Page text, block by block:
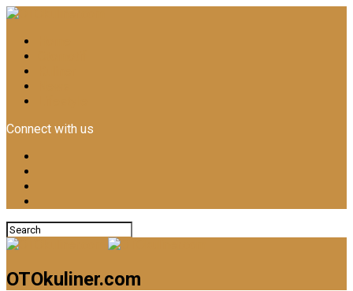
Connect with us
OTOkuliner.com